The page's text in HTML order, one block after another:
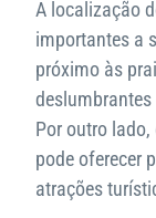
A localização
importantes a
próximo às
Por outro
pode oferecer
atrações